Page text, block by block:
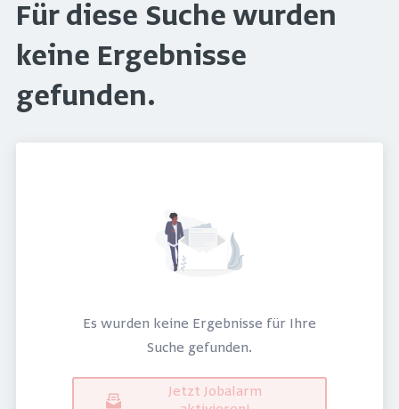
Für diese Suche wurden
keine Ergebnisse
gefunden.
Es wurden keine Ergebnisse für Ihre
Suche gefunden.
Jetzt Jobalarm